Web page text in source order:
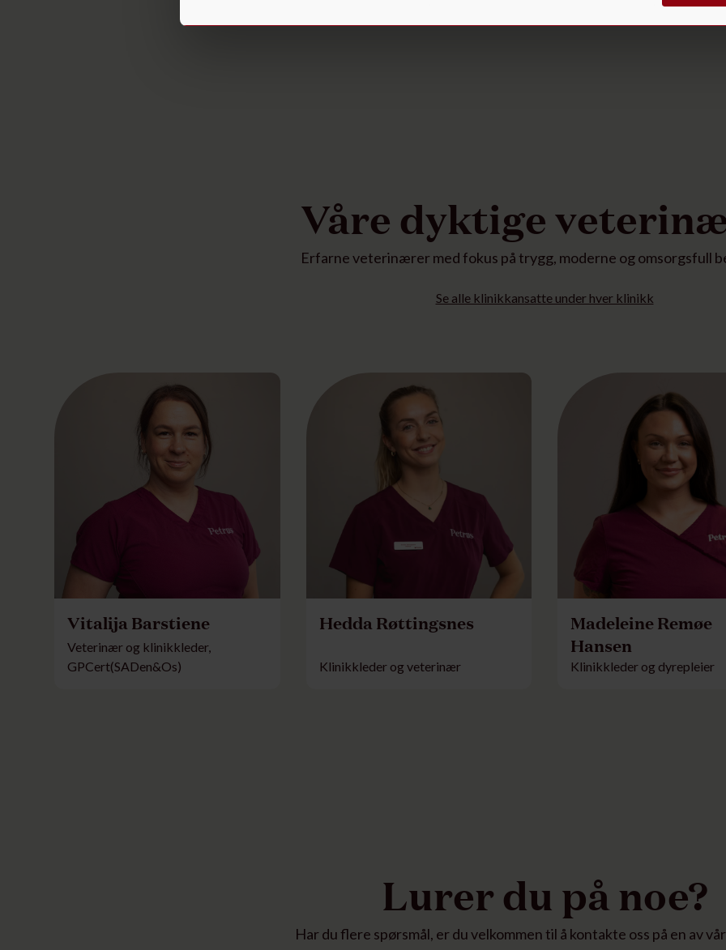
Våre dyktige
Erfarne veterinærer med fokus på trygg, moderne og omsorgsfull
Se alle klinikkansatte under hver klinikk
Vitalija Barstiene
Veterinær og klinikkleder,
GPCert(SADen&Os)
Hedda Røttingsnes
Klinikkleder og veterinær
Madeleine Remøe
Hansen
Klinikkleder og dyrepleier
Lurer du på noe?
Har du flere spørsmål, er du velkommen til å kontakte oss på en av